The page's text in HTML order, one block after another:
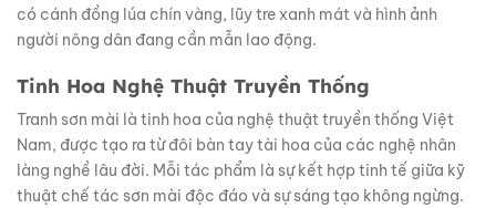
có cánh đồng lúa chín vàng, lũy tre xanh mát và hình ảnh
người nông dân đang cần mẫn lao động.
Tinh Hoa Nghệ Thuật Truyền Thống
Tranh sơn mài là tinh hoa của nghệ thuật truyền thống Việt
Nam, được tạo ra từ đôi bàn tay tài hoa của các nghệ nhân
làng nghề lâu đời. Mỗi tác phẩm là sự kết hợp tinh tế giữa kỹ
thuật chế tác sơn mài độc đáo và sự sáng tạo không ngừng.